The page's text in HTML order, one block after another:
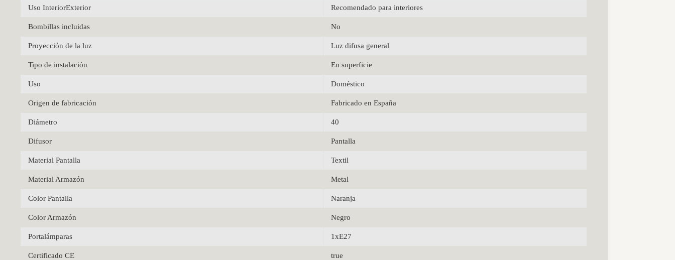
Uso InteriorExterior Recomendado para interiores
Bombillas incluidas No
Proyección de la luz Luz difusa general
Tipo de instalación En superficie
Uso Doméstico
Origen de fabricación Fabricado en España
Diámetro 40
Difusor Pantalla
Material Pantalla Textil
Material Armazón Metal
Color Pantalla Naranja
Color Armazón Negro
Portalámparas 1xE27
Certificado CE true